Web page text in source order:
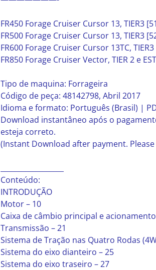
FR450 Forage Cruiser Cursor 13, TIER3
FR500 Forage Cruiser Cursor 13, TIER3
FR600 Forage Cruiser Cursor 13TC,
FR850 Forage Cruiser Vector, TIER 2 e
Tipo de maquina: Forrageira
Código de peça: 48142798, Abril 2017
Idioma e formato: Português (Brasil) |
Download instantâneo após o
esteja correto.
(Instant Download after payment.
Conteúdo:
INTRODUÇÃO
Motor – 10
Caixa de câmbio principal e
Transmissão – 21
Sistema de Tração nas Quatro Rodas
Sistema do eixo dianteiro – 25
Sistema do eixo traseiro – 27